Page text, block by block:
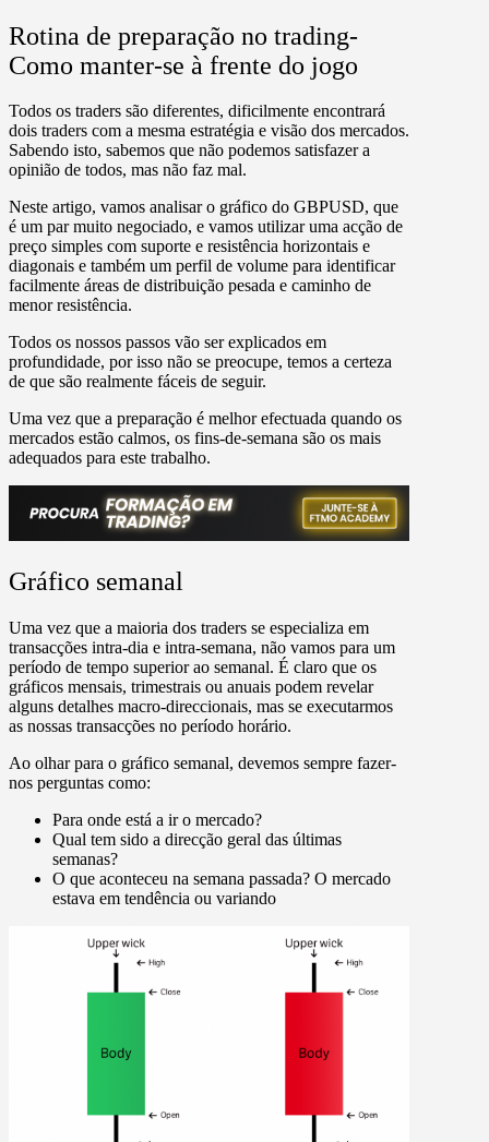
Rotina de preparação no trading-
Como manter-se à frente do jogo
Todos os traders são diferentes, dificilmente encontrará
dois traders com a mesma estratégia e visão dos mercados.
Sabendo isto, sabemos que não podemos satisfazer a
opinião de todos, mas não faz mal.
Neste artigo, vamos analisar o gráfico do GBPUSD, que
é um par muito negociado, e vamos utilizar uma acção de
preço simples com suporte e resistência horizontais e
diagonais e também um perfil de volume para identificar
facilmente áreas de distribuição pesada e caminho de
menor resistência.
Todos os nossos passos vão ser explicados em
profundidade, por isso não se preocupe, temos a certeza
de que são realmente fáceis de seguir.
Uma vez que a preparação é melhor efectuada quando os
mercados estão calmos, os fins-de-semana são os mais
adequados para este trabalho.
Gráfico semanal
Uma vez que a maioria dos traders se especializa em
transacções intra-dia e intra-semana, não vamos para um
período de tempo superior ao semanal. É claro que os
gráficos mensais, trimestrais ou anuais podem revelar
alguns detalhes macro-direccionais, mas se executarmos
as nossas transacções no período horário.
Ao olhar para o gráfico semanal, devemos sempre fazer-
nos perguntas como:
Para onde está a ir o mercado?
Qual tem sido a direcção geral das últimas
semanas?
O que aconteceu na semana passada? O mercado
estava em tendência ou variando